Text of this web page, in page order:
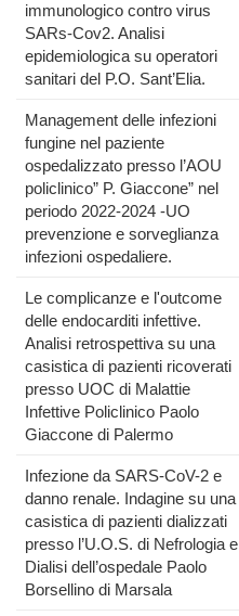
immunologico contro virus
SARs-Cov2. Analisi
epidemiologica su operatori
sanitari del P.O. Sant’Elia.
Management delle infezioni
fungine nel paziente
ospedalizzato presso l’AOU
policlinico” P. Giaccone” nel
periodo 2022-2024 -UO
prevenzione e sorveglianza
infezioni ospedaliere.
Le complicanze e l'outcome
delle endocarditi infettive.
Analisi retrospettiva su una
casistica di pazienti ricoverati
presso UOC di Malattie
Infettive Policlinico Paolo
Giaccone di Palermo
Infezione da SARS-CoV-2 e
danno renale. Indagine su una
casistica di pazienti dializzati
presso l’U.O.S. di Nefrologia e
Dialisi dell’ospedale Paolo
Borsellino di Marsala